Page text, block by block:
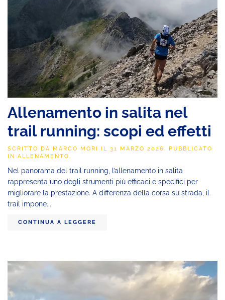
Allenamento in salita nel
trail running: scopi ed effetti
SCRITTO DA MARCO MORI IL 31 MARZO 2026. PUBBLICATO
IN ALLENAMENTO.
Nel panorama del trail running, l’allenamento in salita
rappresenta uno degli strumenti più efficaci e specifici per
migliorare la prestazione. A differenza della corsa su strada, il
trail impone...
CONTINUA A LEGGERE